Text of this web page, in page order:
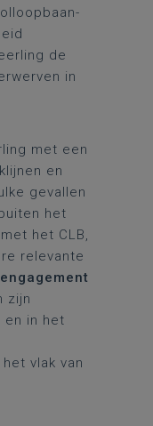
de
in
met een
en
gevallen
het
het CLB,
relevante
engagement
zijn
en in het
vlak van